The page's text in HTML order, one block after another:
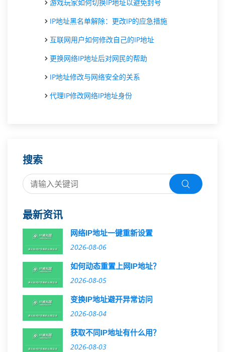
游戏玩家如何切换IP地址以避免封号
IP地址黑名单解除：更改IP的应急措施
互联网用户如何修改自己的IP地址
更换网络IP地址后对网民的帮助
IP地址修改与网络安全的关系
代理IP修改网络IP地址身份
搜索
最新资讯
网络IP地址一键重新设置
2026-08-06
如何动态重置上网IP地址？
2026-08-05
变换IP地址避开异常访问
2026-08-04
获取不同IP地址有什么用？
2026-08-03